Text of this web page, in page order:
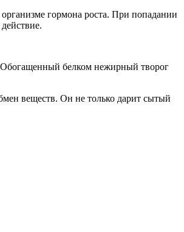
гормона роста. При попадании
Обогащенный белком нежирный творог
веществ. Он не только дарит сытый